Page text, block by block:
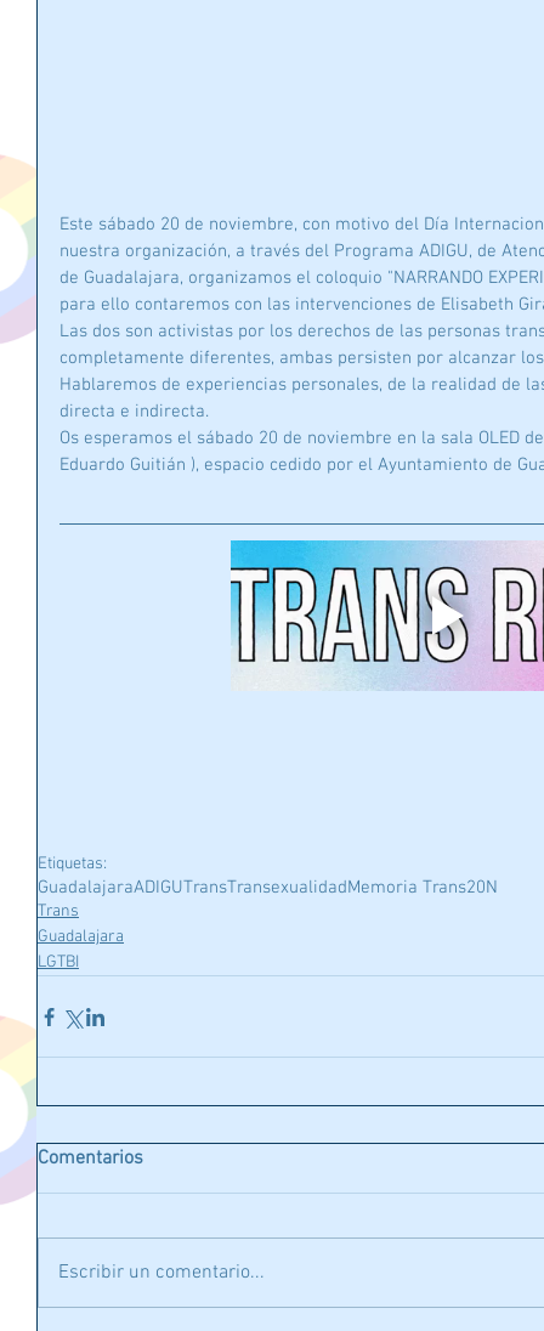
Este sábado 20 de noviembre, con motivo del Día
nuestra organización, a través del Programa ADIGU, de
de Guadalajara, organizamos el coloquio "NARRANDO
para ello contaremos con las intervenciones de Elisabeth
Las dos son activistas por los derechos de las personas
completamente diferentes, ambas persisten por alcanzar
Hablaremos de experiencias personales, de la realidad de
directa e indirecta.
Os esperamos el sábado 20 de noviembre en la sala OLED
Eduardo Guitián ), espacio cedido por el Ayuntamiento de
Etiquetas:
GuadalajaraADIGUTransTransexualidadMemoria Trans20N
Trans
Guadalajara
LGTBI
Comentarios
Escribir un comentario...